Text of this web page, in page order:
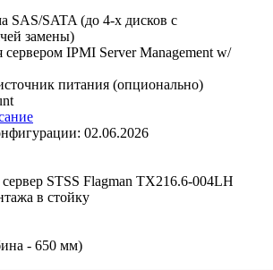
SAS/SATA (до 4-х дисков с
замены)
сервером IPMI Server Management w/
питания (опционально)
02.06.2026
STSS Flagman TX216.6-004LH
в стойку
- 650 мм)